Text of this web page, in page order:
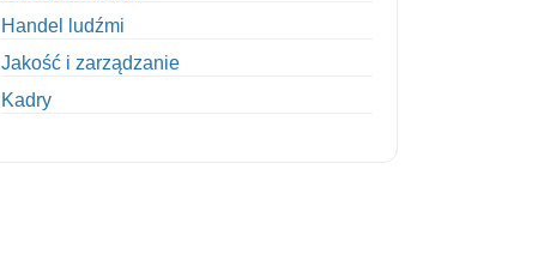
Handel ludźmi
Jakość i zarządzanie
Kadry